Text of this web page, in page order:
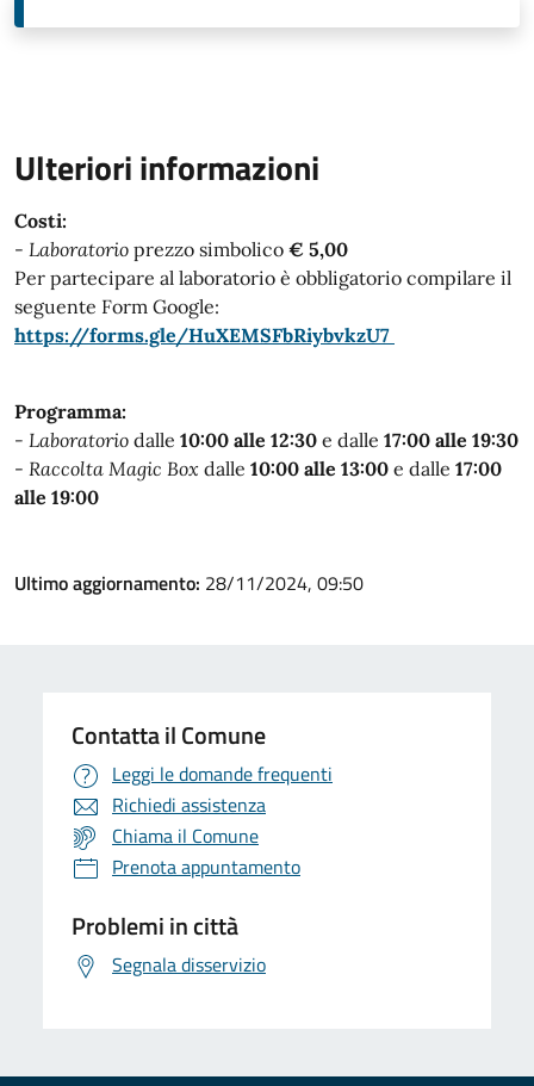
Ulteriori informazioni
Costi:
- Laboratorio prezzo simbolico € 5,00
Per partecipare al laboratorio è obbligatorio compilare il
seguente Form Google:
https://forms.gle/HuXEMSFbRiybvkzU7
Programma:
- Laboratorio dalle 10:00 alle 12:30 e dalle 17:00 alle 19:30
- Raccolta Magic Box dalle 10:00 alle 13:00 e dalle 17:00
alle 19:00
Ultimo aggiornamento: 28/11/2024, 09:50
Contatta il Comune
Leggi le domande frequenti
Richiedi assistenza
Chiama il Comune
Prenota appuntamento
Problemi in città
Segnala disservizio